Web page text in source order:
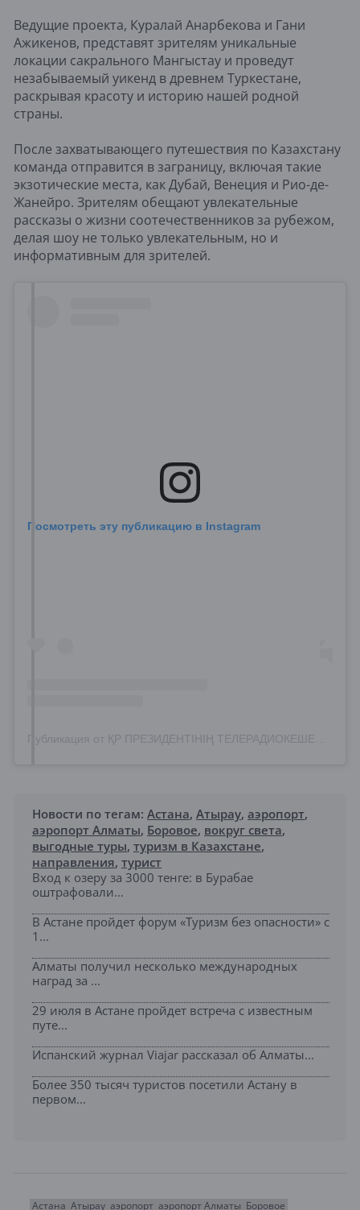
Ведущие проекта, Куралай Анарбекова и Гани
Ажикенов, представят зрителям уникальные
локации сакрального Мангыстау и проведут
незабываемый уикенд в древнем Туркестане,
раскрывая красоту и историю нашей родной
страны.
После захватывающего путешествия по Казахстану
команда отправится в заграницу, включая такие
экзотические места, как Дубай, Венеция и Рио-де-
Жанейро. Зрителям обещают увлекательные
рассказы о жизни соотечественников за рубежом,
делая шоу не только увлекательным, но и
информативным для зрителей.
Посмотреть эту публикацию в Instagram
Новости по тегам: Астана, Атырау, аэропорт,
аэропорт Алматы, Боровое, вокруг света,
выгодные туры, туризм в Казахстане,
направления, турист
Вход к озеру за 3000 тенге: в Бурабае
оштрафовали...
В Астане пройдет форум «Туризм без опасности» с
1...
Алматы получил несколько международных
наград за ...
29 июля в Астане пройдет встреча с известным
путе...
Испанский журнал Viajar рассказал об Алматы...
Более 350 тысяч туристов посетили Астану в
первом...
Астана Атырау аэропорт аэропорт Алматы Боровое